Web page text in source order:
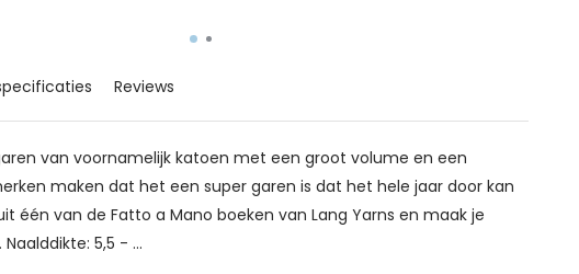
Reviews
van voornamelijk katoen met een groot volume en een
maken dat het een super garen is dat het hele jaar door kan
één van de Fatto a Mano boeken van Lang Yarns en maak je
5,5 - ...